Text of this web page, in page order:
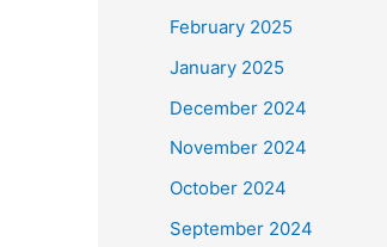
February 2025
January 2025
December 2024
November 2024
October 2024
September 2024